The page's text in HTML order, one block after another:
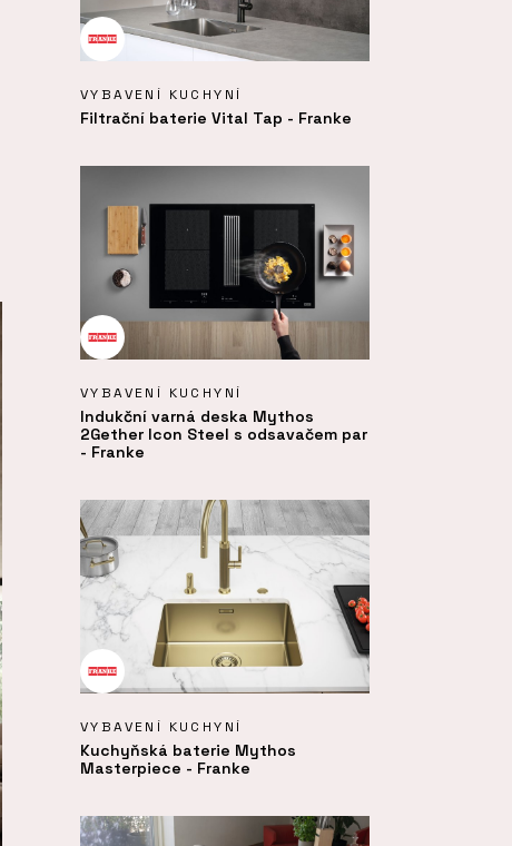
VYBAVENÍ KUCHYNÍ
Filtrační baterie Vital Tap - Franke
VYBAVENÍ KUCHYNÍ
Indukční varná deska Mythos
2Gether Icon Steel s odsavačem par
- Franke
VYBAVENÍ KUCHYNÍ
Kuchyňská baterie Mythos
Masterpiece - Franke